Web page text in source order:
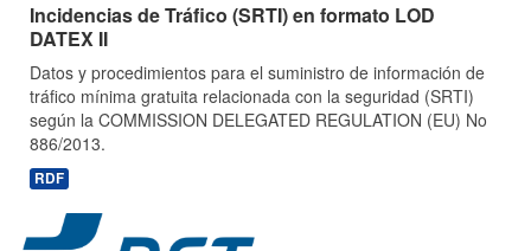
Incidencias de Tráfico (SRTI) en formato LOD
DATEX II
Datos y procedimientos para el suministro de información de
tráfico mínima gratuita relacionada con la seguridad (SRTI)
según la COMMISSION DELEGATED REGULATION (EU) No
886/2013.
RDF